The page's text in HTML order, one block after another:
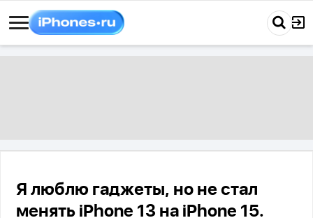
Я люблю гаджеты, но не стал
менять iPhone 13 на iPhone 15.